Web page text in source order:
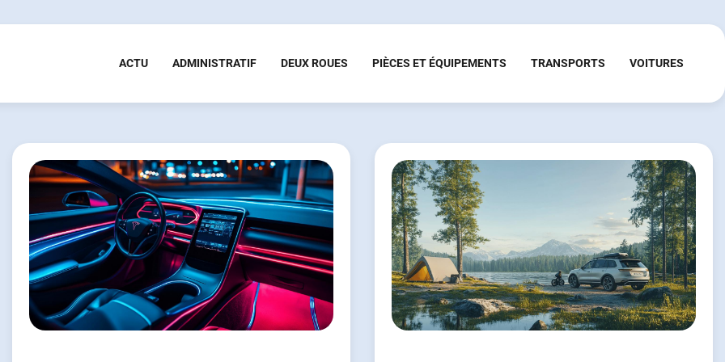
ACTU ADMINISTRATIF DEUX ROUES PIÈCES ET ÉQUIPEMENTS TRANSPORTS VOITURES